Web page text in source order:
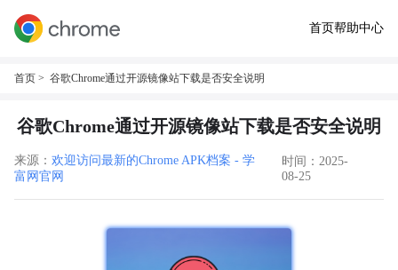
首页帮助中心
首页 > 谷歌Chrome通过开源镜像站下载是否安全说明
谷歌Chrome通过开源镜像站下载是否安全说明
来源： 欢迎访问最新的Chrome APK档案 - 学
富网官网
时间：2025-
08-25